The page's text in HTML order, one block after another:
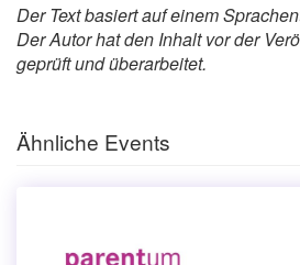
Der Text basiert auf einem
Der Autor hat den Inhalt vor der
geprüft und überarbeitet.
Ähnliche Events